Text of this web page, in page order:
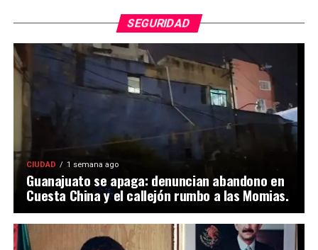
SEGURIDAD
CIUDAD 1 semana ago
Guanajuato se apaga: denuncian abandono en
Cuesta China y el callejón rumbo a las Momias.